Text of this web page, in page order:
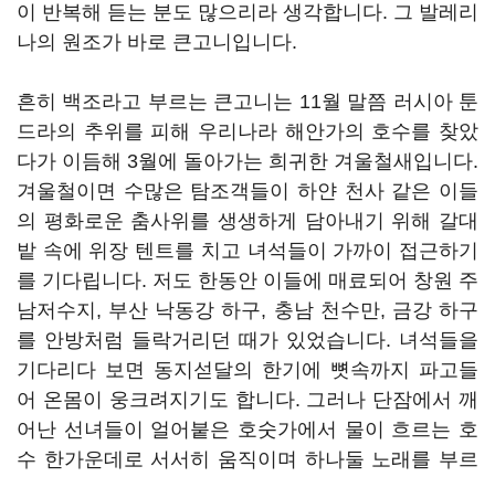
이 반복해 듣는 분도 많으리라 생각합니다. 그 발레리
나의 원조가 바로 큰고니입니다.
흔히 백조라고 부르는 큰고니는 11월 말쯤 러시아 툰
드라의 추위를 피해 우리나라 해안가의 호수를 찾았
다가 이듬해 3월에 돌아가는 희귀한 겨울철새입니다.
겨울철이면 수많은 탐조객들이 하얀 천사 같은 이들
의 평화로운 춤사위를 생생하게 담아내기 위해 갈대
밭 속에 위장 텐트를 치고 녀석들이 가까이 접근하기
를 기다립니다. 저도 한동안 이들에 매료되어 창원 주
남저수지, 부산 낙동강 하구, 충남 천수만, 금강 하구
를 안방처럼 들락거리던 때가 있었습니다. 녀석들을
기다리다 보면 동지섣달의 한기에 뼛속까지 파고들
어 온몸이 웅크려지기도 합니다. 그러나 단잠에서 깨
어난 선녀들이 얼어붙은 호숫가에서 물이 흐르는 호
수 한가운데로 서서히 움직이며 하나둘 노래를 부르